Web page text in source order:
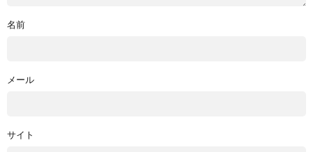
名前
メール
サイト